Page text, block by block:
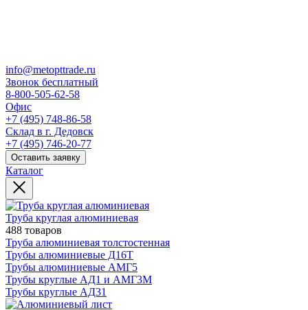
info@metopttrade.ru
Звонок бесплатный
8-800-505-62-58
Офис
+7 (495) 748-86-58
Склад в г. Дедовск
+7 (495) 746-20-77
Оставить заявку
Каталог
Труба круглая алюминиевая
488 товаров
Труба алюминиевая толстостенная
Трубы алюминиевые Д16Т
Трубы алюминиевые АМГ5
Трубы круглые АД1 и АМГ3М
Трубы круглые АД31